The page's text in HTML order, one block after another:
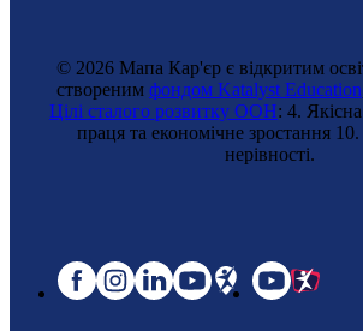
© 2026 Мапа Кар'єр є відкритим
створеним фондом Katalyst Education
Цілі сталого розвитку ООН: 4.
праця та економічне зростання
нерівності.